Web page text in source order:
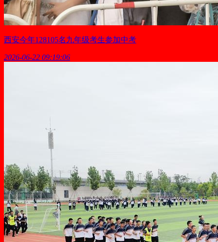
西安今年128105名九年级考生参加中考
2026-06-22 09:19:06